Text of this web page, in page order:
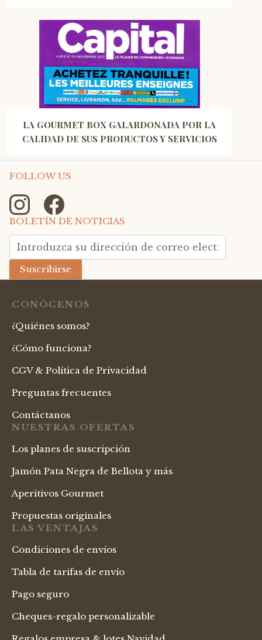
LA GOURMET BOX GALARDONADA POR LA
CALIDAD DE SUS PRODUCTOS Y SERVICIOS
FOLLOW US
BOLETÍN DE NOTICIAS
Dirección de email
Suscribirse
CONÓCENOS
¿Quiénes somos?
¿Cómo funciona?
CGV & Política de Privacidad
Preguntas frecuentes
Contáctanos
NUESTRAS OFERTAS
Los planes de suscripción
Jamón Pata Negra de Bellota y más
Aperitivos Gourmet
Propuestas originales
LAS VENTAJAS
Condiciones de envíos
Tabla de tarifas de envío
Pago seguro
Cheques-regalo personalizable